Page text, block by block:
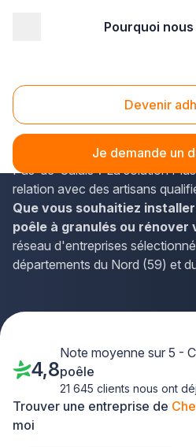
Pourquoi
Devenir
Je demande un
Cheminee poêle Nord Pas-
Vous recherchez un
l'entretien de votrecheminée
Pas-de-Calais ? La solution
relation avec des artisans
Que vous souhaitiez
poêle à granulés ou rénover
réseau d'entreprises
départements du Nord (59) et
Trouver une entreprise de
moi
4,8
Note moyenne sur 5 -
poêle
21 645 clients nous ont